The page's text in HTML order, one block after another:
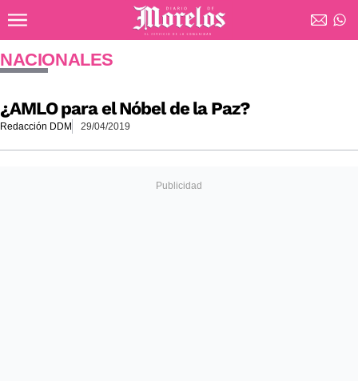
Diario de Morelos
NACIONALES
¿AMLO para el Nóbel de la Paz?
Redacción DDM 29/04/2019